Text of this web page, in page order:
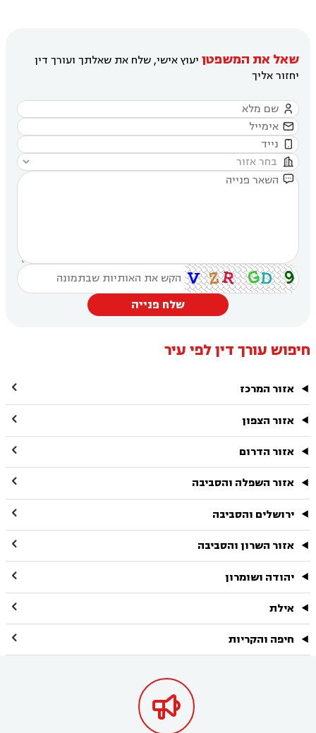
שאל את המשפטן יעוץ אישי, שלח את שאלתך ועורך דין
יחזור אליך





שלח פנייה
חיפוש עורך דין לפי עיר
אזור המרכז 
אזור הצפון 
אזור הדרום 
אזור השפלה והסביבה 
ירושלים והסביבה 
אזור השרון והסביבה 
יהודה ושומרון 
אילת 
חיפה והקריות 
